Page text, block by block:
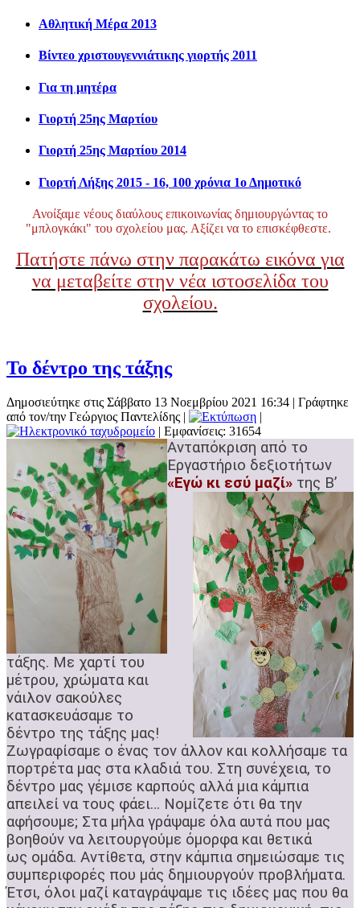
Αθλητική Μέρα 2013
Βίντεο χριστουγεννιάτικης γιορτής 2011
Για τη μητέρα
Γιορτή 25ης Μαρτίου
Γιορτή 25ης Μαρτίου 2014
Γιορτή Λήξης 2015 - 16, 100 χρόνια 1ο Δημοτικό
Ανοίξαμε νέους διαύλους επικοινωνίας δημιουργώντας το
"μπλογκάκι" του σχολείου μας. Αξίζει να το επισκέφθεστε.
Πατήστε πάνω στην παρακάτω εικόνα για
να μεταβείτε στην νέα ιστοσελίδα του
σχολείου.
Το δέντρο της τάξης
Δημοσιεύτηκε στις Σάββατο 13 Νοεμβρίου 2021 16:34 | Γράφτηκε
από τον/την Γεώργιος Παντελίδης |
|
| Εμφανίσεις: 31654
Ανταπόκριση από το
Εργαστήριο δεξιοτήτων
«Εγώ κι εσύ μαζί» της Β’
τάξης. Με χαρτί του
μέτρου, χρώματα και
νάιλον σακούλες
κατασκευάσαμε το
δέντρο της τάξης μας!
Ζωγραφίσαμε ο ένας τον άλλον και κολλήσαμε τα
πορτρέτα μας στα κλαδιά του. Στη συνέχεια, το
δέντρο μας γέμισε καρπούς αλλά μια κάμπια
απειλεί να τους φάει… Νομίζετε ότι θα την
αφήσουμε; Στα μήλα γράψαμε όλα αυτά που μας
βοηθούν να λειτουργούμε όμορφα και θετικά
ως ομάδα. Αντίθετα, στην κάμπια σημειώσαμε τις
συμπεριφορές που μάς δημιουργούν προβλήματα.
Έτσι, όλοι μαζί καταγράψαμε τις ιδέες μας που θα